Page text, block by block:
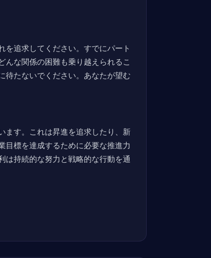
追求してください。すでにパート
んな関係の困難も乗り越えられるこ
待たないでください。あなたが望む
ます。これは昇進を追求したり、新
目標を達成するために必要な推進力
は持続的な努力と戦略的な行動を通